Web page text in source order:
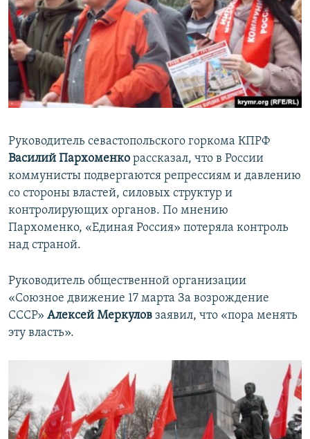
Руководитель севастопольского горкома КПРФ
Василий Пархоменко рассказал, что в России
коммунисты подвергаются репрессиям и давлению
со стороны властей, силовых структур и
контролирующих органов. По мнению
Пархоменко, «Единая Россия» потеряла контроль
над страной.
Руководитель общественной организации
«Союзное движение 17 марта За возрождение
СССР» Алексей Меркулов заявил, что «пора менять
эту власть».